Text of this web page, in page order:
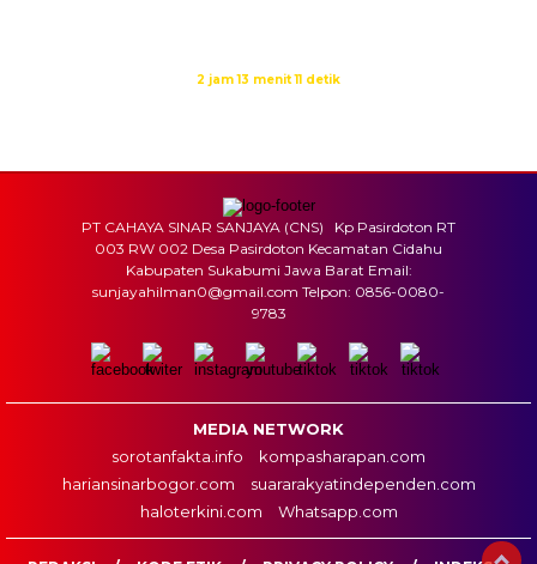
2 jam 13 menit 11 detik
PT CAHAYA SINAR SANJAYA (CNS) Kp Pasirdoton RT
003 RW 002 Desa Pasirdoton Kecamatan Cidahu
Kabupaten Sukabumi Jawa Barat Email:
sunjayahilman0@gmail.com Telpon: 0856-0080-
9783
MEDIA NETWORK
sorotanfakta.info
kompasharapan.com
hariansinarbogor.com
suararakyatindependen.com
haloterkini.com
Whatsapp.com